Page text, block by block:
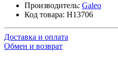
Производитель: Galeo
Код товара: H13706
Доставка и оплата
Обмен и возврат